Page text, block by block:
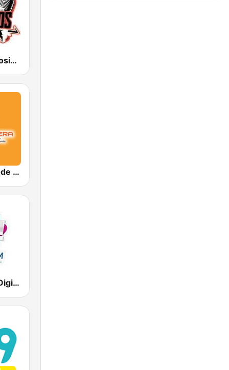
RanchoS PotosinoS Radio
La Naranjera de Sibers
Oye 105 FM Digital